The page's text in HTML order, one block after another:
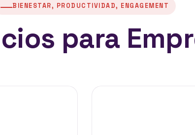
BIENESTAR, PRODUCTIVIDAD, ENGAGEMENT
para